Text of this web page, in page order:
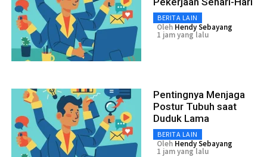
BERITA LAIN
Oleh Hendy Sebayang
1 jam yang lalu
Pentingnya Menjaga
Postur Tubuh saat
Duduk Lama
BERITA LAIN
Oleh Hendy Sebayang
1 jam yang lalu